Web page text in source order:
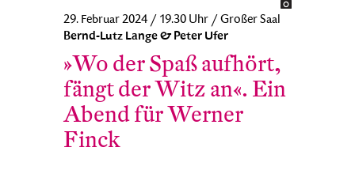
29. Februar 2024 / 19.30 Uhr / Großer Saal
Bernd-Lutz Lange & Peter Ufer
»Wo der Spaß aufhört,
fängt der Witz an«. Ein
Abend für Werner
Finck